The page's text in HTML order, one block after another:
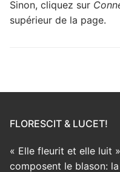
Sinon, cliquez sur
supérieur de la page.
FLORESCIT & LUCET!
« Elle fleurit et elle luit
composent le blason: la